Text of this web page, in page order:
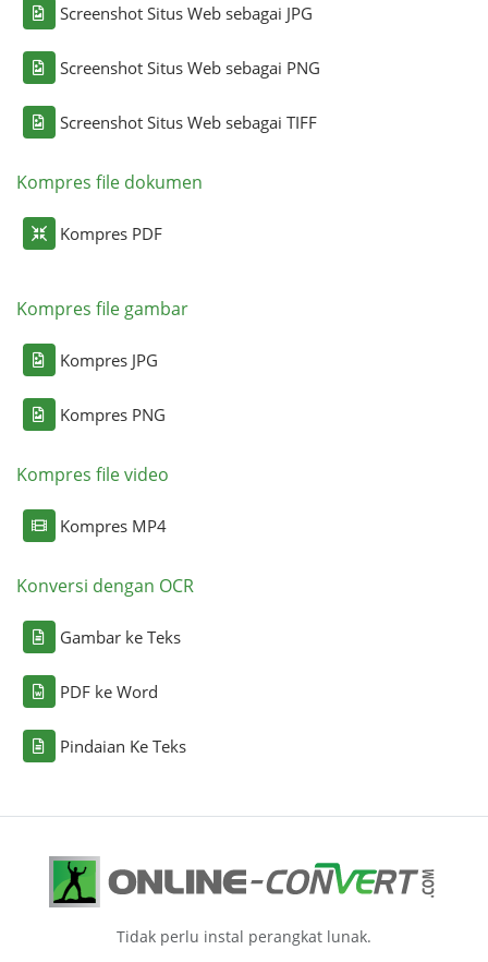
Screenshot Situs Web sebagai JPG
Screenshot Situs Web sebagai PNG
Screenshot Situs Web sebagai TIFF
Kompres file dokumen
Kompres PDF
Kompres file gambar
Kompres JPG
Kompres PNG
Kompres file video
Kompres MP4
Konversi dengan OCR
Gambar ke Teks
PDF ke Word
Pindaian Ke Teks
Tidak perlu instal perangkat lunak.